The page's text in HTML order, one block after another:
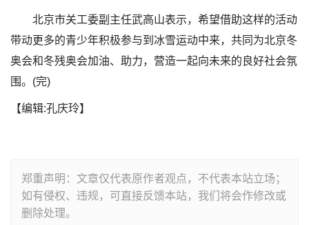
北京市关工委副主任武高山表示，希望借助这样的活动
带动更多的青少年积极参与到冰雪运动中来，共同为北京冬
奥会和冬残奥会加油、助力，营造一起向未来的良好社会氛
围。(完)
【编辑:孔庆玲】
郑重声明：文章仅代表原作者观点，不代表本站立场；
如有侵权、违规，可直接反馈本站，我们将会作修改或
删除处理。